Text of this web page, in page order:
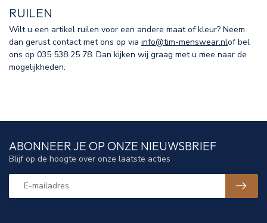
RUILEN
Wilt u een artikel ruilen voor een andere maat of kleur? Neem
dan gerust contact met ons op via info@tim-menswear.nlof bel
ons op 035 538 25 78. Dan kijken wij graag met u mee naar de
mogelijkheden.
ABONNEER JE OP ONZE NIEUWSBRIEF
Blijf op de hoogte over onze laatste acties